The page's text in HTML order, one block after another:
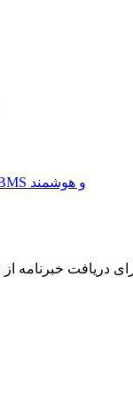
اهمیت پروتکل ارتباطی در سیستمهای BMS و هوشمند
دریافت خبرنامه